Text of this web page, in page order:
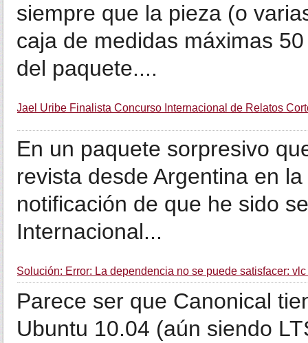
siempre que la pieza (o
caja de medidas máximas
del paquete....
Jael Uribe Finalista Concurso Internacional de Relatos
En un paquete sorpresivo
revista desde Argentina en
notificación de que he sido
Internacional...
Solución: Error: La dependencia no se puede satisfacer: vlc
Parece ser que Canonical
Ubuntu 10.04 (aún siendo